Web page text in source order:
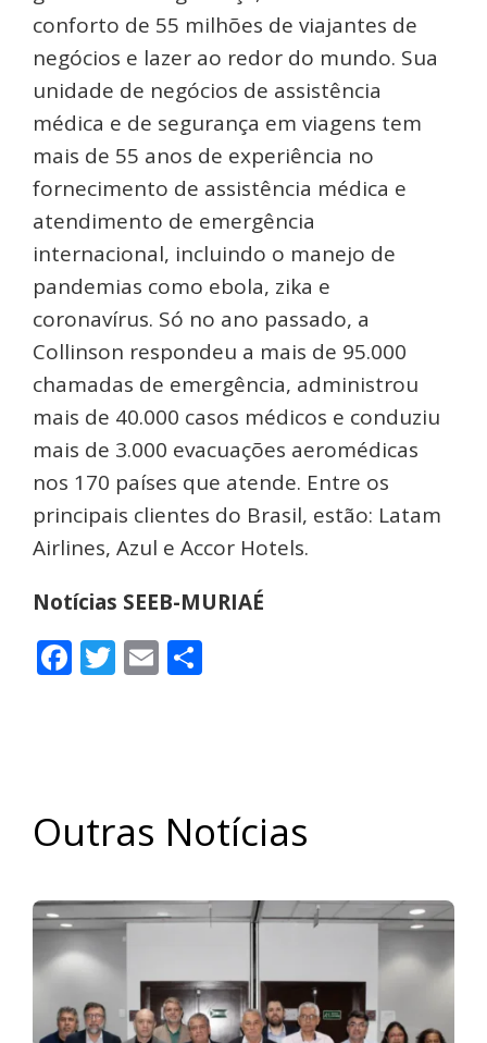
conforto de 55 milhões de viajantes de
negócios e lazer ao redor do mundo. Sua
unidade de negócios de assistência
médica e de segurança em viagens tem
mais de 55 anos de experiência no
fornecimento de assistência médica e
atendimento de emergência
internacional, incluindo o manejo de
pandemias como ebola, zika e
coronavírus. Só no ano passado, a
Collinson respondeu a mais de 95.000
chamadas de emergência, administrou
mais de 40.000 casos médicos e conduziu
mais de 3.000 evacuações aeromédicas
nos 170 países que atende. Entre os
principais clientes do Brasil, estão: Latam
Airlines, Azul e Accor Hotels.
Notícias SEEB-MURIAÉ
Facebook
Twitter
Email
Outras Notícias